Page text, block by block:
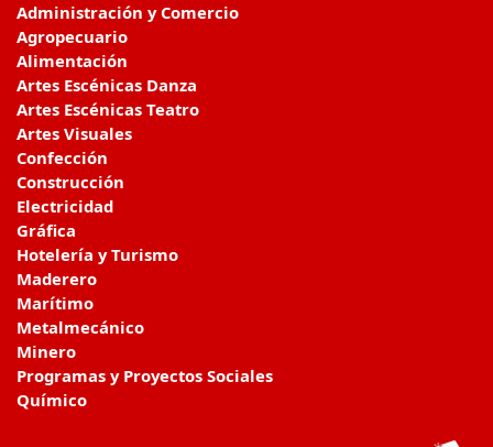
Administración y Comercio
Agropecuario
Alimentación
Artes Escénicas Danza
Artes Escénicas Teatro
Artes Visuales
Confección
Construcción
Electricidad
Gráfica
Hotelería y Turismo
Maderero
Marítimo
Metalmecánico
Minero
Programas y Proyectos Sociales
Químico